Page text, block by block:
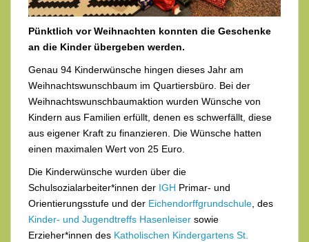
Pünktlich vor Weihnachten konnten die Geschenke
an die Kinder übergeben werden.
Genau 94 Kinderwünsche hingen dieses Jahr am
Weihnachtswunschbaum im Quartiersbüro. Bei der
Weihnachtswunschbaumaktion wurden Wünsche von
Kindern aus Familien erfüllt, denen es schwerfällt, diese
aus eigener Kraft zu finanzieren. Die Wünsche hatten
einen maximalen Wert von 25 Euro.
Die Kinderwünsche wurden über die
Schulsozialarbeiter*innen der IGH Primar- und
Orientierungsstufe und der Eichendorffgrundschule, des
Kinder- und Jugendtreffs Hasenleiser sowie
Erzieher*innen des Katholischen Kindergartens St.